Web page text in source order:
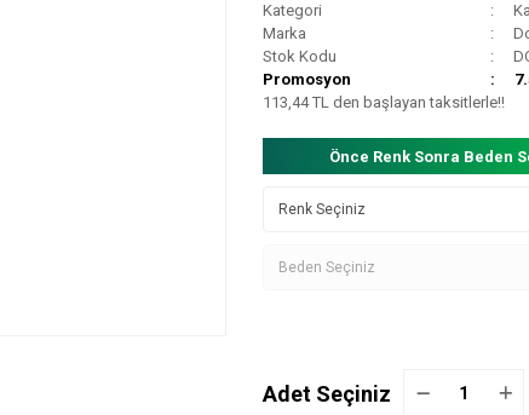
Kategori
Marka
Stok Kodu
Promosyon
113,44 TL den başlayan taksitlerle!!
Önce Renk Sonra Beden
Adet Seçiniz